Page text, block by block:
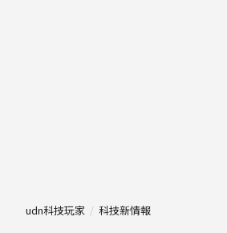
udn科技玩家 科技新情報